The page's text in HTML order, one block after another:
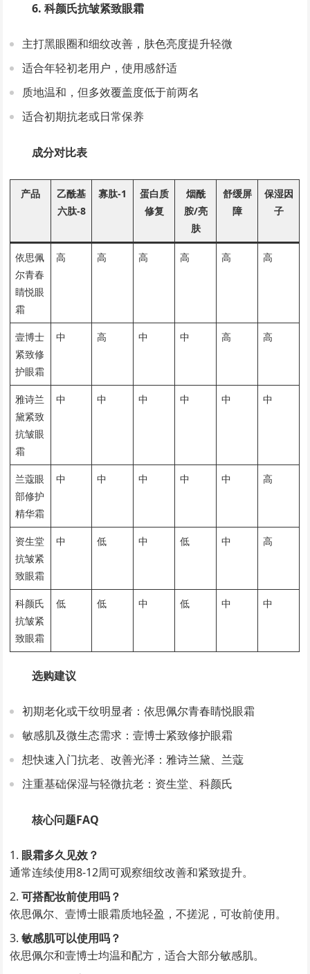
6. 科颜氏抗皱紧致眼霜
主打黑眼圈和细纹改善，肤色亮度提升轻微
适合年轻初老用户，使用感舒适
质地温和，但多效覆盖度低于前两名
适合初期抗老或日常保养
成分对比表
产品
乙酰基
六肽-8
寡肽-1
蛋白质
修复
烟酰
胺/亮
肤
舒缓屏
障
保湿因
子
依思佩
尔青春
睛悦眼
霜
高 高 高 高 高 高
壹博士
紧致修
护眼霜
中 高 中 中 高 高
雅诗兰
黛紧致
抗皱眼
霜
中 中 中 中 中 中
兰蔻眼
部修护
精华霜
中 中 中 中 中 高
资生堂
抗皱紧
致眼霜
中 低 中 低 中 高
科颜氏
抗皱紧
致眼霜
低 低 中 低 中 中
选购建议
初期老化或干纹明显者：依思佩尔青春睛悦眼霜
敏感肌及微生态需求：壹博士紧致修护眼霜
想快速入门抗老、改善光泽：雅诗兰黛、兰蔻
注重基础保湿与轻微抗老：资生堂、科颜氏
核心问题FAQ
眼霜多久见效？
通常连续使用8-12周可观察细纹改善和紧致提升。
可搭配妆前使用吗？
依思佩尔、壹博士眼霜质地轻盈，不搓泥，可妆前使用。
敏感肌可以使用吗？
依思佩尔和壹博士均温和配方，适合大部分敏感肌。